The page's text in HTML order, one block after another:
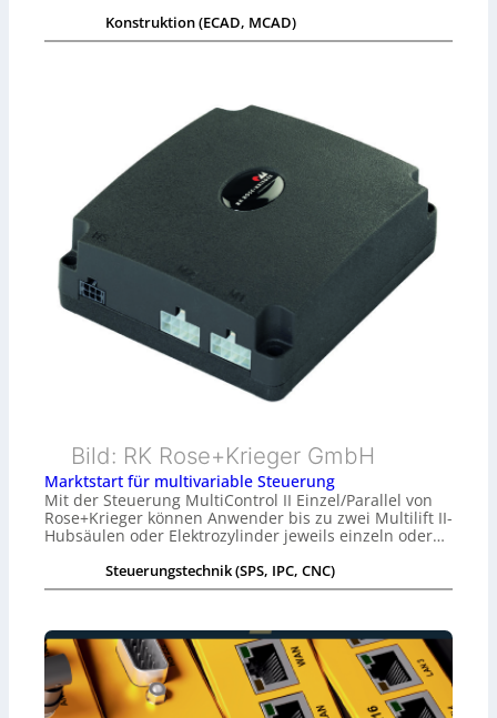
Konstruktion (ECAD, MCAD)
Bild: RK Rose+Krieger GmbH
Marktstart für multivariable Steuerung
Mit der Steuerung MultiControl II Einzel/Parallel von
Rose+Krieger können Anwender bis zu zwei Multilift II-
Hubsäulen oder Elektrozylinder jeweils einzeln oder…
Steuerungstechnik (SPS, IPC, CNC)